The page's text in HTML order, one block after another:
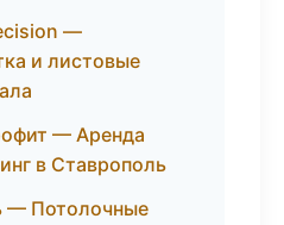
—
и листовые
— Аренда
в Ставрополь
— Потолочные